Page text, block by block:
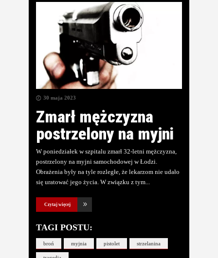
30 maja 2023
Zmarł mężczyzna
postrzelony na myjni
W poniedziałek w szpitalu zmarł 32-letni mężczyzna,
postrzelony na myjni samochodowej w Łodzi.
Obrażenia były na tyle rozległe, że lekarzom nie udało
się uratować jego życia. W związku z tym
Czytaj więcej
TAGI POSTU:
broń myjnia pistolet strzelanina